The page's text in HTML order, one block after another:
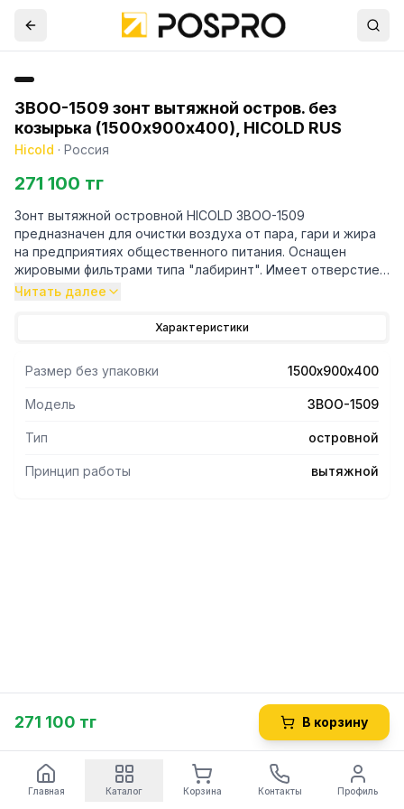
ЗВОО-1509 зонт вытяжной остров. без
козырька (1500х900х400), HICOLD RUS
Hicold · Россия
271 100 тг
Зонт вытяжной островной HICOLD ЗВОО-1509
предназначен для очистки воздуха от пара, гари и жира
на предприятиях общественного питания. Оснащен
жировыми фильтрами типа "лабиринт". Имеет отверстие
под вентилятор. Изготовлен из нержавеющей стали.
Читать далее
Характеристики
Размер без упаковки 1500х900х400
Модель ЗВОО-1509
Тип островной
Принцип работы вытяжной
271 100 тг В корзину
Главная Каталог Корзина Контакты Профиль